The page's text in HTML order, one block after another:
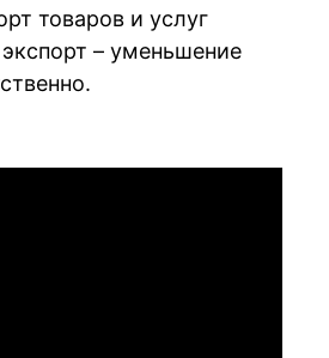
товаров и услуг
– уменьшение